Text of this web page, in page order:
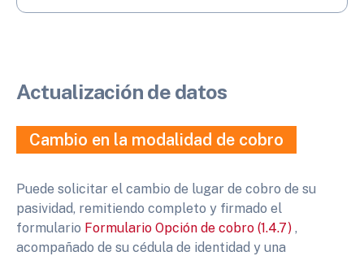
Actualización de datos
Cambio en la modalidad de cobro
Puede solicitar el cambio de lugar de cobro de su
pasividad, remitiendo completo y firmado el
formulario Formulario Opción de cobro (1.4.7) ,
acompañado de su cédula de identidad y una